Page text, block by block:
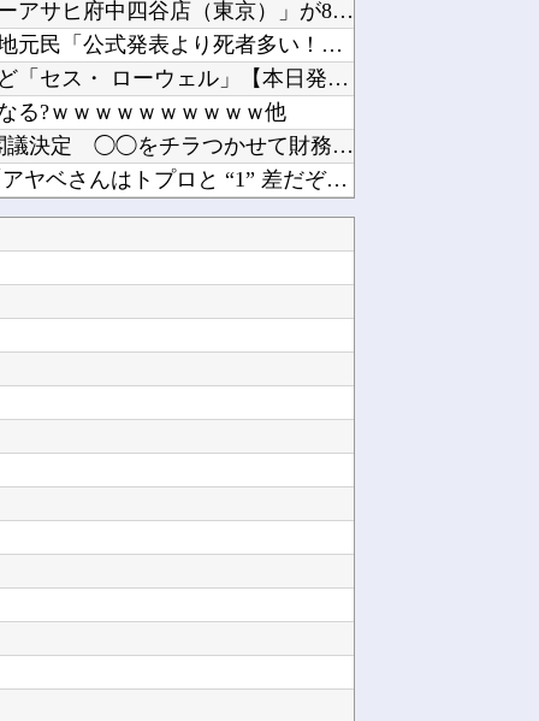
「ガーデン大宮北（埼玉）」「ニューアサヒ府中四谷店（東京）」が8月16日の営業をもって閉店...
中国「大洪水！」中国ダム「決壊」地元民「公式発表より死者多い！」中国政府「住民拘束！（安否...
【ゼンレスゾーンゼロ】ねんどろいど「セス・ ローウェル」【本日発売】他
る?ｗｗｗｗｗｗｗｗｗｗ他
高市首相、飲食料品の消費税1％を閣議決定 ◯◯をチラつかせて財務省を黙らせる他
【ウマ娘】こんなにあった！？ ←「アヤベさんはトプロと “1” 差だぞ」他
つ菜、はしゃぐ【定期】他
【悲報】男さん、ウォータースライダーで上手く滑れずチューブの中に取り残されてしまうｗｗｗｗ...
日本「沖縄県知事選（9月」一色正春「海難事件追及（検証」八重山日報「抗議団体が危険航行（生...
【動画】注文するとヘルメット装着→鈍器で頭を殴られるチェコのバーｗｗｗｗ他
生活保護にメス！！！！他
【にじ甲2026】月ノ美兎、卯月コウ、夜牛詩乃らによる甲子園とかも見たくはある他